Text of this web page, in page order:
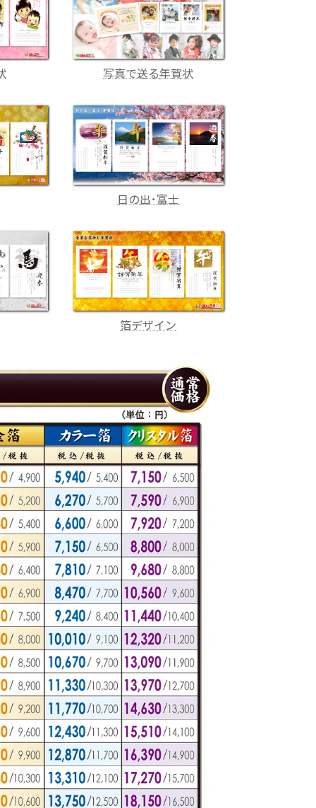
写真で送る年賀状
日の出･富士
箔デザイン